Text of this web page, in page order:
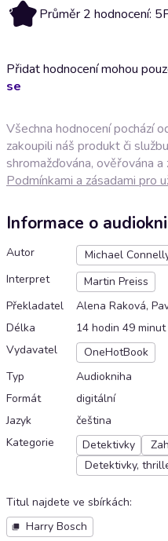
5 Průměr 2 hodnocení: 5
Přidat hodnocení mohou
se
Všechna hodnocení pochází
zakoupili náš produkt či
shromažďována, ověřována
Podmínkami a zásadami pro
Informace o
Autor
Michael
Interpret
Martin Preiss
Překladatel
Alena Raková,
Délka
14 hodin 49 minut
Vydavatel
OneHotBook
Typ
Audiokniha
Formát
digitální
Jazyk
čeština
Kategorie
Detektivky
Detektivky,
Titul najdete ve sbírkách:
Harry Bosch